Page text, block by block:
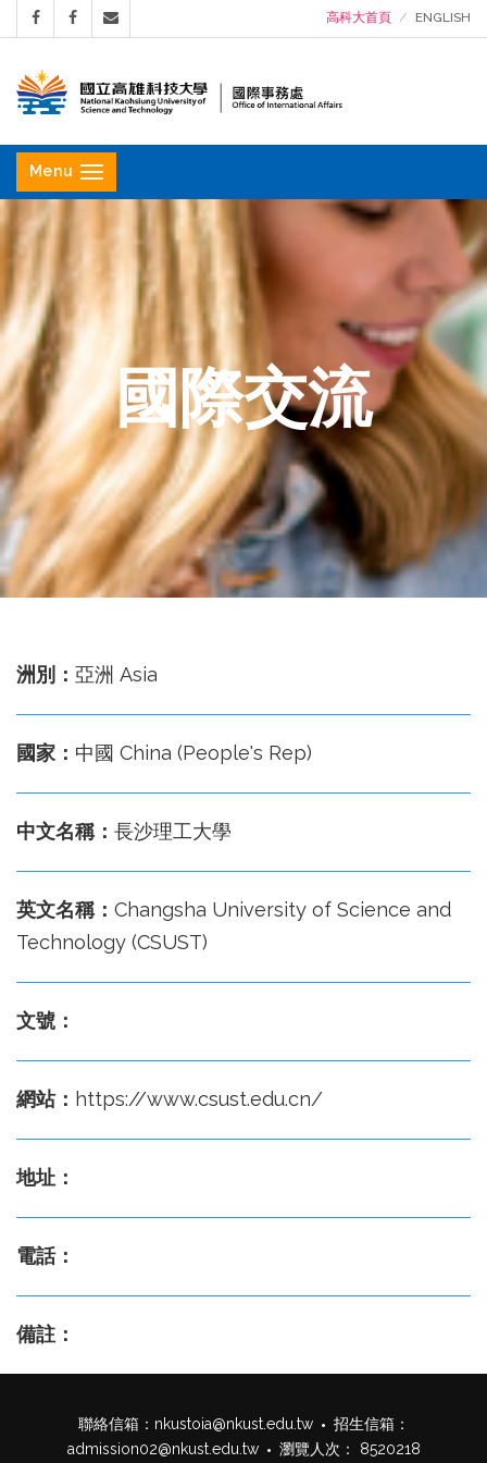
高科大首頁 ENGLISH
立
高
雄
科
技
大
學
國
際
務
處
Menu
國際交流
洲別： 亞洲 Asia
國家： 中國 China (People's Rep)
中文名稱： 長沙理工大學
英文名稱： Changsha University of Science and
Technology (CSUST)
文號：
網站： https://www.csust.edu.cn/
地址：
電話：
備註：
聯絡信箱： nkustoia@nkust.edu.tw
招生信箱：
admission02@nkust.edu.tw
瀏覽人次： 8520218